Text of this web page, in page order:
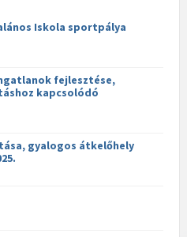
Iskola sportpálya
fejlesztése,
kapcsolódó
gyalogos átkelőhely